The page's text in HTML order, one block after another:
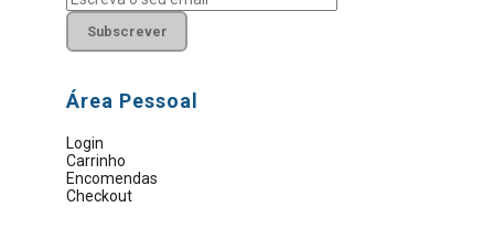
Subscrever
Área Pessoal
Login
Carrinho
Encomendas
Checkout